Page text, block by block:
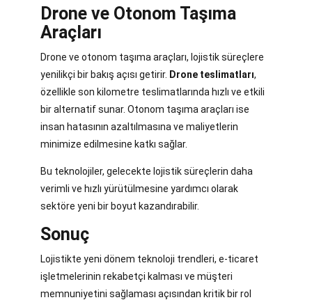
Drone ve Otonom Taşıma
Araçları
Drone ve otonom taşıma araçları, lojistik süreçlere
yenilikçi bir bakış açısı getirir. Drone teslimatları,
özellikle son kilometre teslimatlarında hızlı ve etkili
bir alternatif sunar. Otonom taşıma araçları ise
insan hatasının azaltılmasına ve maliyetlerin
minimize edilmesine katkı sağlar.
Bu teknolojiler, gelecekte lojistik süreçlerin daha
verimli ve hızlı yürütülmesine yardımcı olarak
sektöre yeni bir boyut kazandırabilir.
Sonuç
Lojistikte yeni dönem teknoloji trendleri, e-ticaret
işletmelerinin rekabetçi kalması ve müşteri
memnuniyetini sağlaması açısından kritik bir rol